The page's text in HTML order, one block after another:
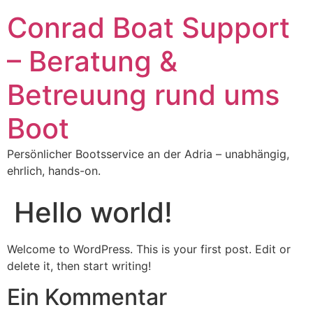
Inhalt
springen
Conrad Boat Support
– Beratung &
Betreuung rund ums
Boot
Persönlicher Bootsservice an der Adria – unabhängig,
ehrlich, hands-on.
Hello world!
Welcome to WordPress. This is your first post. Edit or
delete it, then start writing!
Ein Kommentar